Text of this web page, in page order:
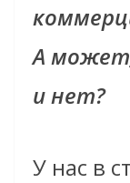
А
и нет?
У нас в